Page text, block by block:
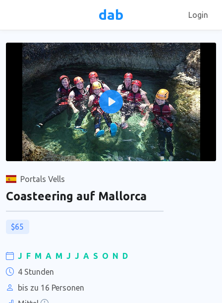
dab Login
Unmute
Play
Portals Vells
Coasteering auf Mallorca
$65
J F M A M J J A S O N D
4 Stunden
bis zu 16 Personen